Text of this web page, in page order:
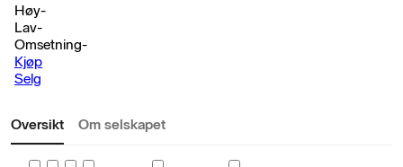
Høy-
Lav-
Omsetning-
Kjøp
Selg
Oversikt Om selskapet